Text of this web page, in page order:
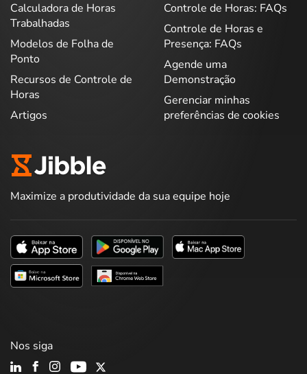
Calculadora de Horas
Trabalhadas
Modelos de Folha de
Ponto
Recursos de Controle de
Horas
Artigos
Controle de Horas: FAQs
Controle de Horas e
Presença: FAQs
Agende uma
Demonstração
Gerenciar minhas
preferências de cookies
Maximize a produtividade da sua equipe hoje
Nos siga